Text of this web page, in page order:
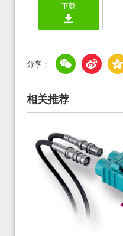
下载
相关推荐